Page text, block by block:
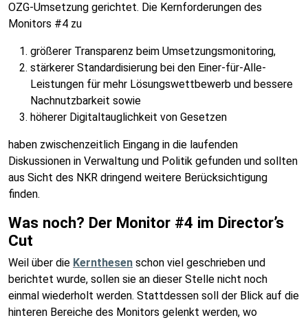
OZG-Umsetzung gerichtet. Die Kernforderungen des
Monitors #4 zu
größerer Transparenz beim Umsetzungsmonitoring,
stärkerer Standardisierung bei den Einer-für-Alle-
Leistungen für mehr Lösungswettbewerb und bessere
Nachnutzbarkeit sowie
höherer Digitaltauglichkeit von Gesetzen
haben zwischenzeitlich Eingang in die laufenden
Diskussionen in Verwaltung und Politik gefunden und sollten
aus Sicht des NKR dringend weitere Berücksichtigung
finden.
Was noch? Der Monitor #4 im Director’s
Cut
Weil über die Kernthesen schon viel geschrieben und
berichtet wurde, sollen sie an dieser Stelle nicht noch
einmal wiederholt werden. Stattdessen soll der Blick auf die
hinteren Bereiche des Monitors gelenkt werden, wo